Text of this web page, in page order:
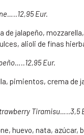
12,95 Eur.
de jalapeño,
alioli de finas
12,95 Eur.
pimientos, crema de
Tiramisu…..3,5
huevo, nata, azúcar,